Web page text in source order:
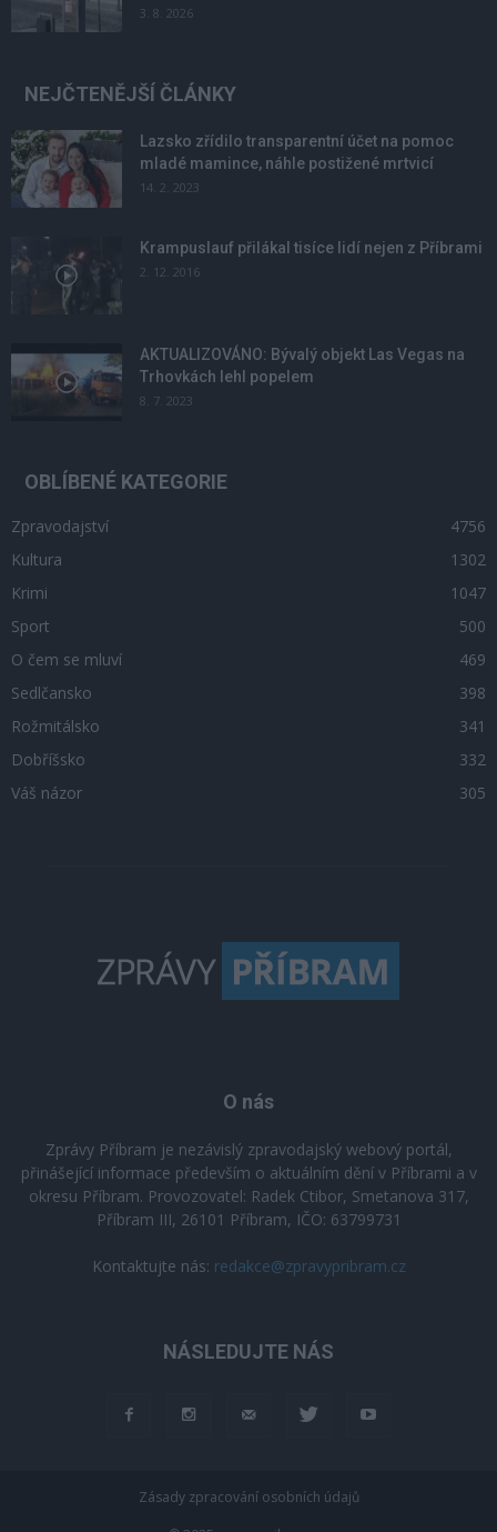
3. 8. 2026
NEJČTENĚJŠÍ ČLÁNKY
Lazsko zřídilo transparentní účet na pomoc
mladé mamince, náhle postižené mrtvicí
14. 2. 2023
Krampuslauf přilákal tisíce lidí nejen z Příbrami
2. 12. 2016
AKTUALIZOVÁNO: Bývalý objekt Las Vegas na
Trhovkách lehl popelem
8. 7. 2023
OBLÍBENÉ KATEGORIE
Zpravodajství
4756
Kultura
1302
Krimi
1047
Sport
500
O čem se mluví
469
Sedlčansko
398
Rožmitálsko
341
Dobříšsko
332
Váš názor
305
O nás
Zprávy Příbram je nezávislý zpravodajský webový portál,
přinášející informace především o aktuálním dění v Příbrami a v
okresu Příbram. Provozovatel: Radek Ctibor, Smetanova 317,
Příbram III, 26101 Příbram, IČO: 63799731
Kontaktujte nás: redakce@zpravypribram.cz
NÁSLEDUJTE NÁS
Zásady zpracování osobních údajů